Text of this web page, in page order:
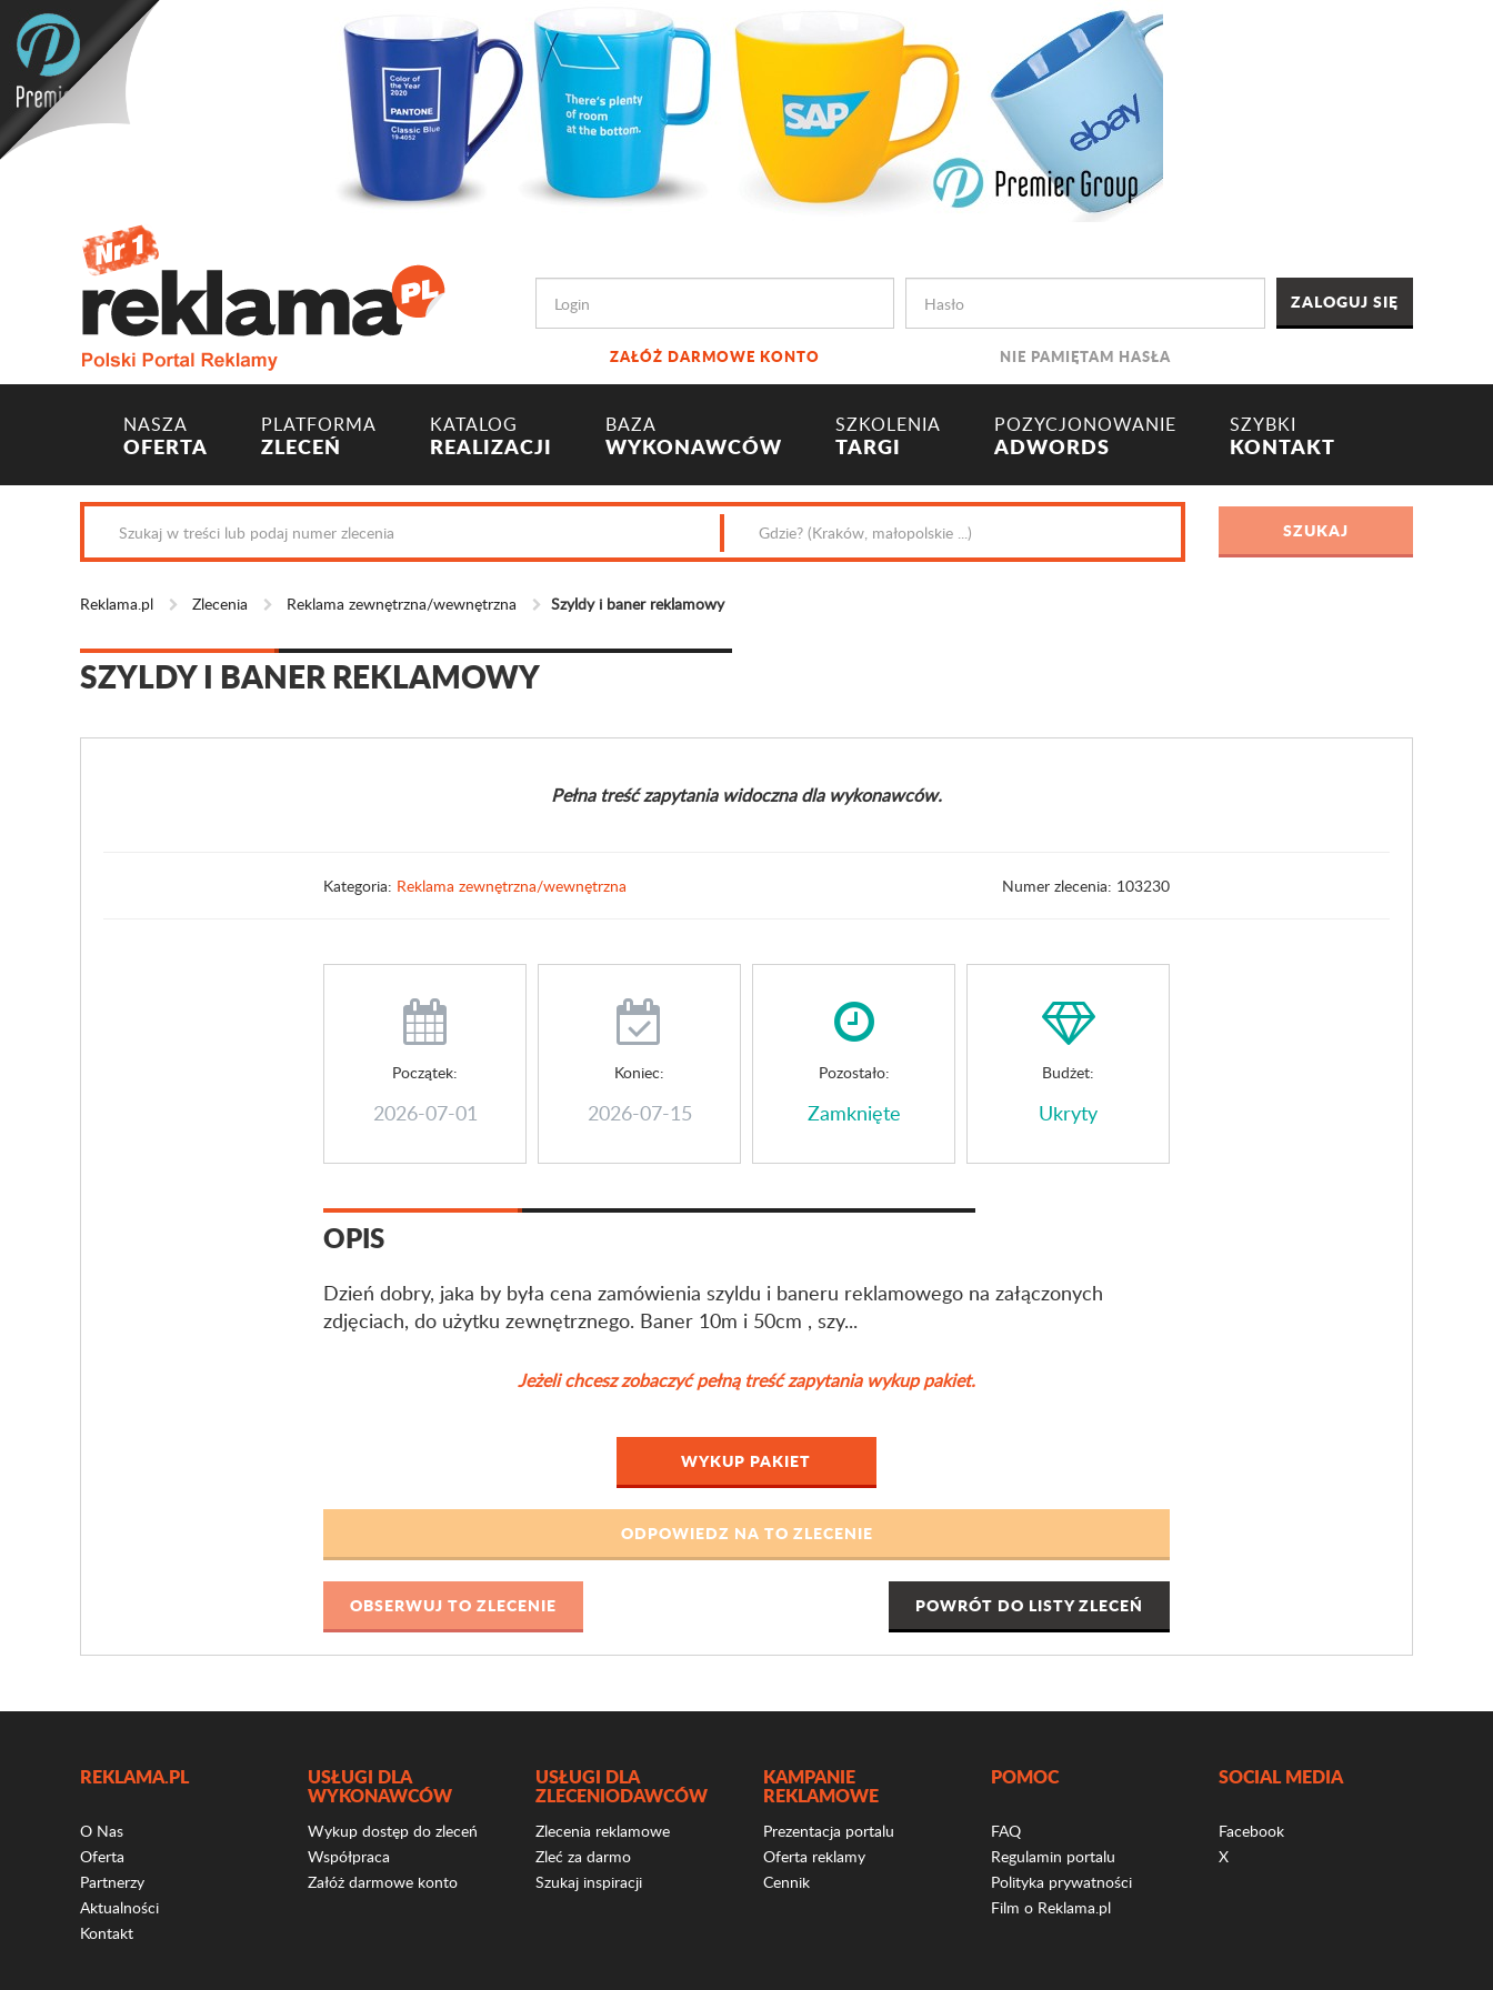
ZAŁÓŻ DARMOWE KONTO NIE PAMIĘTAM HASŁA
NASZA
OFERTA
PLATFORMA
ZLECEŃ
KATALOG
REALIZACJI
BAZA
WYKONAWCÓW
SZKOLENIA
TARGI
POZYCJONOWANIE
ADWORDS
SZYBKI
KONTAKT
Reklama.pl Zlecenia Reklama zewnętrzna/wewnętrzna Szyldy i baner reklamowy
SZYLDY I BANER REKLAMOWY
Pełna treść zapytania widoczna dla wykonawców.
Kategoria: Reklama zewnętrzna/wewnętrzna Numer zlecenia: 103230
Początek:
2026-07-01
Koniec:
2026-07-15
Pozostało:
Zamknięte
Budżet:
Ukryty
OPIS
Dzień dobry, jaka by była cena zamówienia szyldu i baneru reklamowego na załączonych
zdjęciach, do użytku zewnętrznego. Baner 10m i 50cm , szy...
Jeżeli chcesz zobaczyć pełną treść zapytania wykup pakiet.
WYKUP PAKIET
POWRÓT DO LISTY ZLECEŃ
REKLAMA.PL
O Nas
Oferta
Partnerzy
Aktualności
Kontakt
USŁUGI DLA
WYKONAWCÓW
Wykup dostęp do zleceń
Współpraca
Załóż darmowe konto
USŁUGI DLA
ZLECENIODAWCÓW
Zlecenia reklamowe
Zleć za darmo
Szukaj inspiracji
KAMPANIE
REKLAMOWE
Prezentacja portalu
Oferta reklamy
Cennik
POMOC
FAQ
Regulamin portalu
Polityka prywatności
Film o Reklama.pl
SOCIAL MEDIA
Facebook
X